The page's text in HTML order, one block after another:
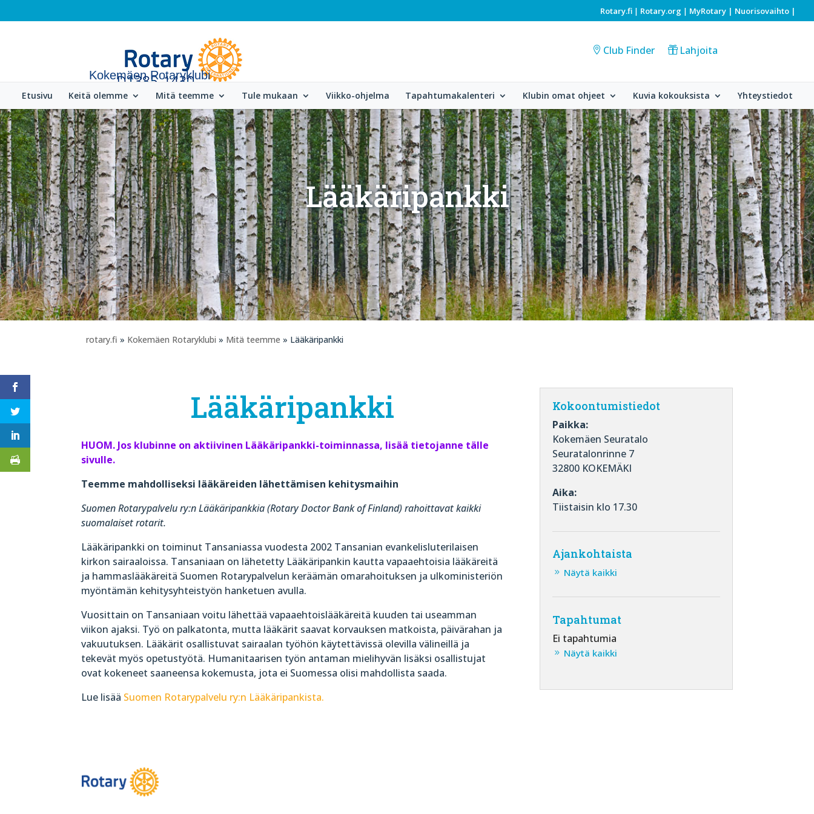
Rotary.fi | Rotary.org | MyRotary | Nuorisovaihto |
Kokemäen Rotaryklubi
Club Finder Lahjoita
Etusivu Keitä olemme Mitä teemme Tule mukaan Viikko-ohjelma Tapahtumakalenteri Klubin omat ohjeet Kuvia kokouksista Yhteystiedot
Lääkäripankki
rotary.fi » Kokemäen Rotaryklubi » Mitä teemme » Lääkäripankki
Lääkäripankki
HUOM. Jos klubinne on aktiivinen Lääkäripankki-toiminnassa, lisää tietojanne tälle
sivulle.
Teemme mahdolliseksi lääkäreiden lähettämisen kehitysmaihin
Suomen Rotarypalvelu ry:n Lääkäripankkia (Rotary Doctor Bank of Finland) rahoittavat kaikki
suomalaiset rotarit.
Lääkäripankki on toiminut Tansaniassa vuodesta 2002 Tansanian evankelisluterilaisen
kirkon sairaaloissa. Tansaniaan on lähetetty Lääkäripankin kautta vapaaehtoisia lääkäreitä
ja hammaslääkäreitä Suomen Rotarypalvelun keräämän omarahoituksen ja ulkoministeriön
myöntämän kehitysyhteistyön hanketuen avulla.
Vuosittain on Tansaniaan voitu lähettää vapaaehtoislääkäreitä kuuden tai useamman
viikon ajaksi. Työ on palkatonta, mutta lääkärit saavat korvauksen matkoista, päivärahan ja
vakuutuksen. Lääkärit osallistuvat sairaalan työhön käytettävissä olevilla välineillä ja
tekevät myös opetustyötä. Humanitaarisen työn antaman mielihyvän lisäksi osallistujat
ovat kokeneet saaneensa kokemusta, jota ei Suomessa olisi mahdollista saada.
Lue lisää Suomen Rotarypalvelu ry:n Lääkäripankista.
Kokoontumistiedot
Paikka:
Kokemäen Seuratalo
Seuratalonrinne 7
32800 KOKEMÄKI
Aika:
Tiistaisin klo 17.30
Ajankohtaista
Näytä kaikki
Tapahtumat
Ei tapahtumia
Näytä kaikki